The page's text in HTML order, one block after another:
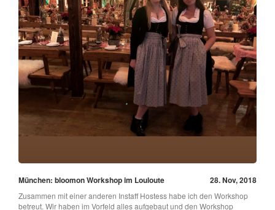
München: bloomon Workshop im Louloute 28. Nov, 2018
Zusammen mit einer anderen Instaff Hostess habe ich den Workshop
betreut. Wir haben im Vorfeld alles aufgebaut und den Workshop